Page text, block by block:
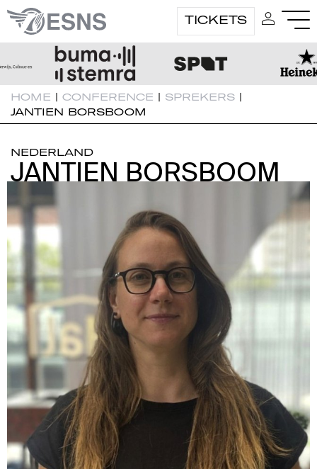
TICKETS
HOME | CONFERENCE | SPREKERS |
JANTIEN BORSBOOM
NEDERLAND
JANTIEN BORSBOOM
JANTIEN BORSBOOM